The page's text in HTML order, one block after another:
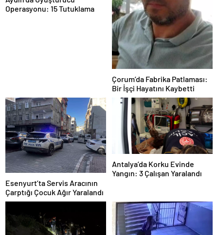
Operasyonu: 15 Tutuklama
Çorum’da Fabrika Patlaması:
Bir İşçi Hayatını Kaybetti
Esenyurt’ta Servis Aracının
Çarptığı Çocuk Ağır Yaralandı
Antalya’da Korku Evinde
Yangın: 3 Çalışan Yaralandı